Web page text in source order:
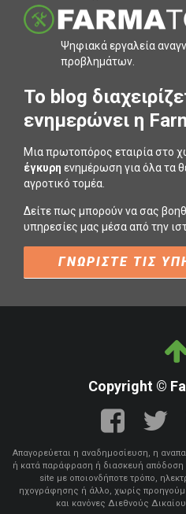
Ψηφιακά εργαλεία
προβληµάτων.
To blog
ενημερώνει η
Μια πρωτοπόρος εταιρία στο
έγκυρη ενημέρωση για όλα τα
αγροτικό τομέα.
Δείτε πως μπορούν να σας
υπηρεσίες μας μέσα από την
ΓΝΩΡΙΣΤΕ ΤΙΣ
Copyright ©
Απαγορεύεται η αναδημοσίευση, η
ή κατά παράφραση ή διασκευή απόδοση
site με οποιονδήποτε τρόπο,
ηχογράφησης ή άλλο, χωρίς
και κανόνες Διεθνούς